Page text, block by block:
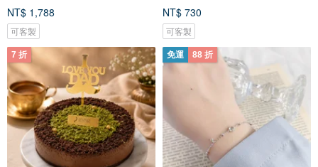
NT$ 1,788
可客製
NT$ 730
可客製
7 折 免運 88 折